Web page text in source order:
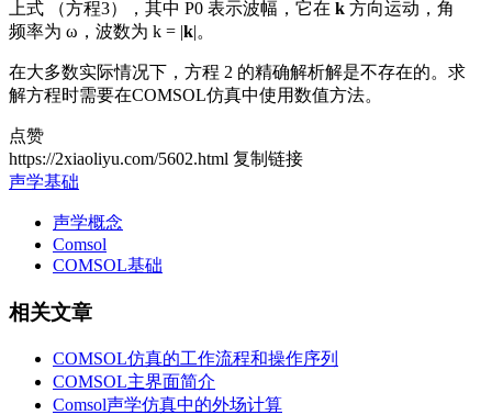
上式 （方程3），其中 P0 表示波幅，它在 k 方向运动，角
频率为 ω，波数为 k = |k|。
在大多数实际情况下，方程 2 的精确解析解是不存在的。求
解方程时需要在COMSOL仿真中使用数值方法。
点赞
https://2xiaoliyu.com/5602.html 复制链接
声学基础
声学概念
Comsol
COMSOL基础
相关文章
COMSOL仿真的工作流程和操作序列
COMSOL主界面简介
Comsol声学仿真中的外场计算